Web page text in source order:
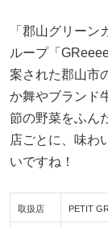
「郡山グリー
ループ「
案された郡山市
か舞やブランド
節の野菜をふん
店ごとに、味わ
いですね！
取扱店 PETIT